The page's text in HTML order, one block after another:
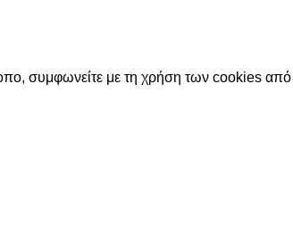
συμφωνείτε με τη χρήση των cookies από